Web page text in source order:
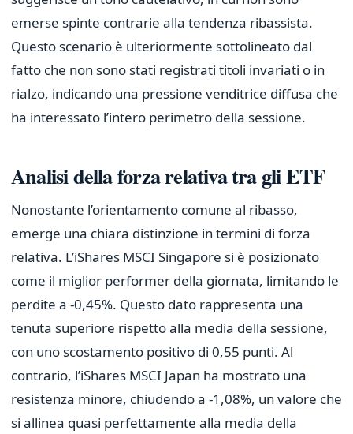
emerse spinte contrarie alla tendenza ribassista.
Questo scenario è ulteriormente sottolineato dal
fatto che non sono stati registrati titoli invariati o in
rialzo, indicando una pressione venditrice diffusa che
ha interessato l’intero perimetro della sessione.
Analisi della forza relativa tra gli ETF
Nonostante l’orientamento comune al ribasso,
emerge una chiara distinzione in termini di forza
relativa. L’iShares MSCI Singapore si è posizionato
come il miglior performer della giornata, limitando le
perdite a -0,45%. Questo dato rappresenta una
tenuta superiore rispetto alla media della sessione,
con uno scostamento positivo di 0,55 punti. Al
contrario, l’iShares MSCI Japan ha mostrato una
resistenza minore, chiudendo a -1,08%, un valore che
si allinea quasi perfettamente alla media della